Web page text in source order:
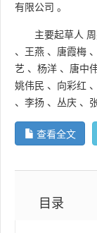
有限公司 。
主要起草人
、 王燕 、 唐霞梅 、
艺 、 杨洋 、 唐中
姚伟民 、 向彩红 、
、 李扬 、 丛庆 、
查看全文
目录